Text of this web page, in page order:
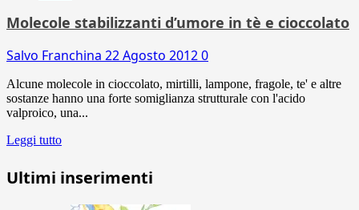
Molecole stabilizzanti d’umore in tè e cioccolato
Salvo Franchina 22 Agosto 20120
Alcune molecole in cioccolato, mirtilli, lampone, fragole, te' e altre
sostanze hanno una forte somiglianza strutturale con l'acido
valproico, una...
Leggi tutto
Ultimi inserimenti